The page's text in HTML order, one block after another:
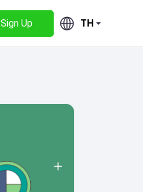
Sign Up TH